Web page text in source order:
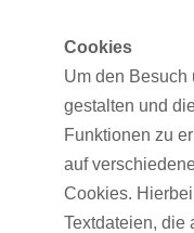
Cookies
Um den Besuch
gestalten und
Funktionen zu
auf
Cookies.
Textdateien, die